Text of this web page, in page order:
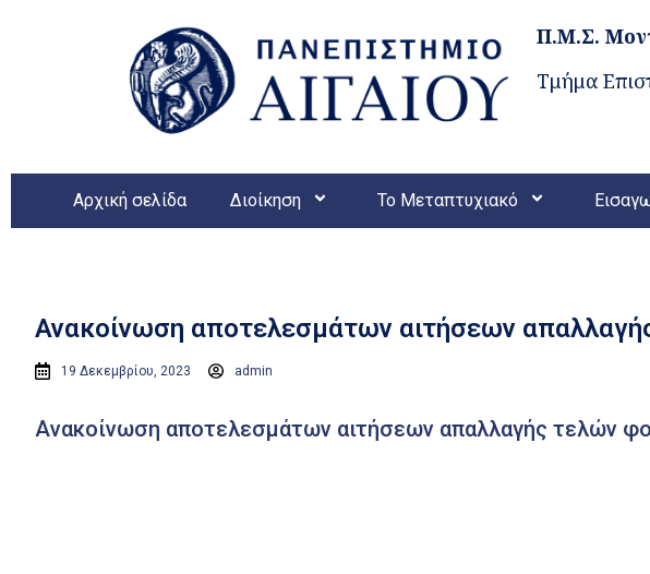
Π.Μ.Σ.
Τμήμα
Αρχική σελίδα Διοίκηση Το Μεταπτυχιακό
Ανακοίνωση αποτελεσμάτων αιτήσεων
19 Δεκεμβρίου, 2023 admin
Ανακοίνωση αποτελεσμάτων αιτήσεων απαλλαγής τελών